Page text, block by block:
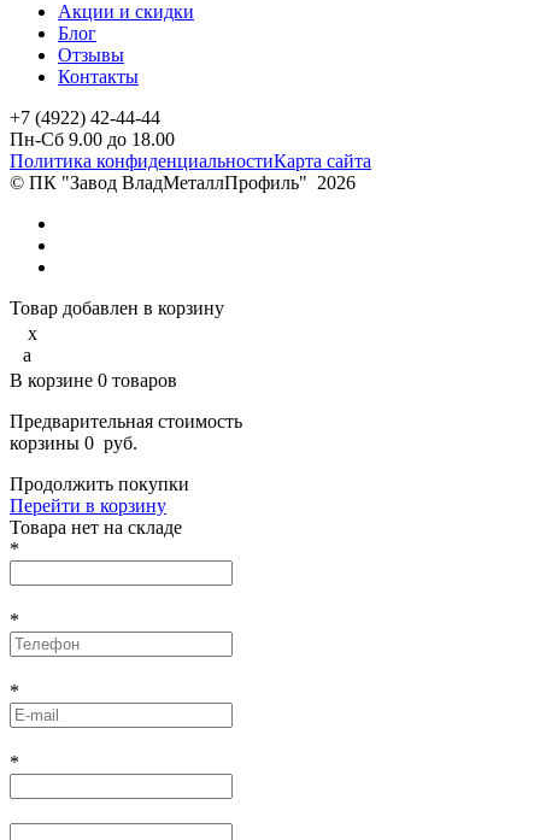
Акции и скидки
Блог
Отзывы
Контакты
+7 (4922) 42-44-44
Пн-Сб 9.00 до 18.00
Политика конфиденциальностиКарта сайта
© ПК "Завод ВладМеталлПрофиль" 2026
Товар добавлен в корзину
x
a
В корзине 0 товаров
Предварительная стоимость
корзины 0 руб.
Продолжить покупки
Перейти в корзину
Товарa нет на складе
*
*
*
*